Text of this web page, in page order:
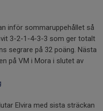
inför sommaruppehållet så
3-2-1-4-3-3 som ger totalt
segrare på 32 poäng. Nästa
på VM i Mora i slutet av
Elvira med sista sträckan